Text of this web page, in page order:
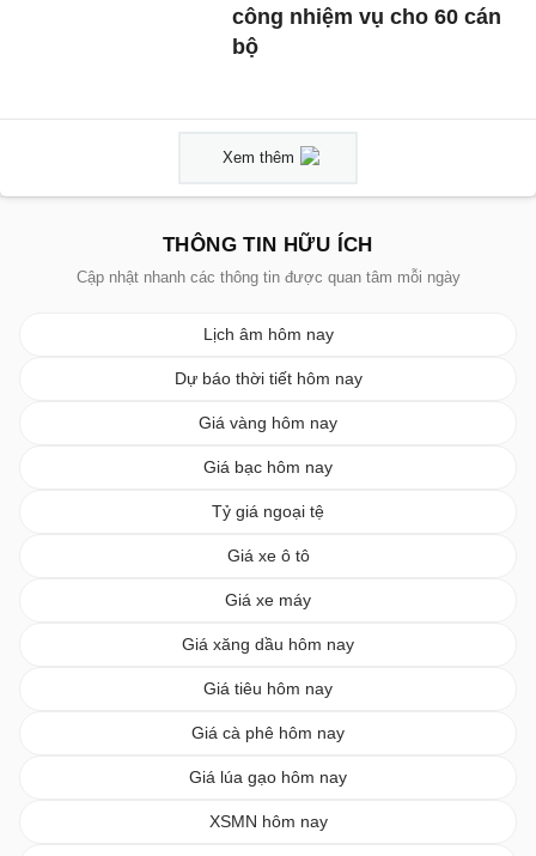
công nhiệm vụ cho 60 cán
bộ
Xem thêm
THÔNG TIN HỮU ÍCH
Cập nhật nhanh các thông tin được quan tâm mỗi ngày
Lịch âm hôm nay
Dự báo thời tiết hôm nay
Giá vàng hôm nay
Giá bạc hôm nay
Tỷ giá ngoại tệ
Giá xe ô tô
Giá xe máy
Giá xăng dầu hôm nay
Giá tiêu hôm nay
Giá cà phê hôm nay
Giá lúa gạo hôm nay
XSMN hôm nay